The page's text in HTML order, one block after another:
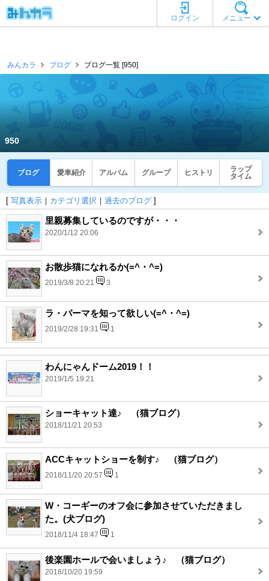
メニュー
ログイン
みんカラ ブログ ブログ一覧 [950]
950
ブログ 愛車紹介 アルバム グループ ヒストリ
ラップ
タイム
[ 写真表示 ｜ カテゴリ選択 ｜ 過去のブログ ]
里親募集しているのですが・・・
2020/1/12 20:06
お散歩猫になれるか(=^・^=)
2019/3/8 20:21 3
ラ・パーマを知って欲しい(=^・^=)
2019/2/28 19:31 1
わんにゃんドーム2019！！
2019/1/5 19:21
ショーキャット達♪ （猫ブログ）
2018/11/21 20:53
ACCキャットショーを制す♪ （猫ブログ）
2018/11/20 20:57 1
W・コーギーのオフ会に参加させていただきまし
た。(犬ブログ)
2018/11/4 18:47 1
後楽園ホールで会いましょう♪ （猫ブログ）
2018/10/20 19:59